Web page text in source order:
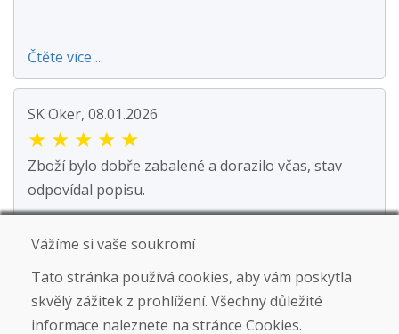
Čtěte více ...
SK Oker, 08.01.2026
★ ★ ★ ★ ★
Zboží bylo dobře zabalené a dorazilo včas, stav
odpovídal popisu.
Vážíme si vaše soukromí
Tato stránka používá cookies, aby vám poskytla
skvělý zážitek z prohlížení. Všechny důležité
informace naleznete na stránce Cookies.